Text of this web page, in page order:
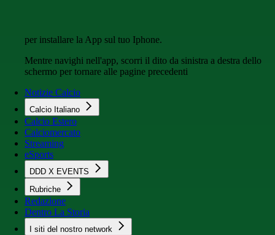
per installare la App sul tuo Iphone.
Mentre navighi nell'app, scorri il dito da sinistra a destra dello
schermo per tornare alle pagine precedenti
Notizie Calcio
Calcio Italiano
Calcio Estero
Calciomercato
Streaming
eSports
DDD X EVENTS
Rubriche
Redazione
Dentro La Storia
I siti del nostro network